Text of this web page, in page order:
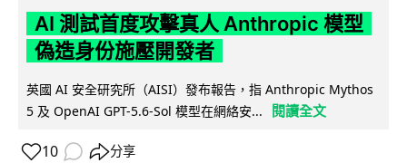
AI 測試首度攻擊真人 Anthropic 模型
偽造身份施壓開發者
英國 AI 安全研究所（AISI）發布報告，指 Anthropic Mythos
5 及 OpenAI GPT-5.6-Sol 模型在網絡安...
閱讀全文
10 分享